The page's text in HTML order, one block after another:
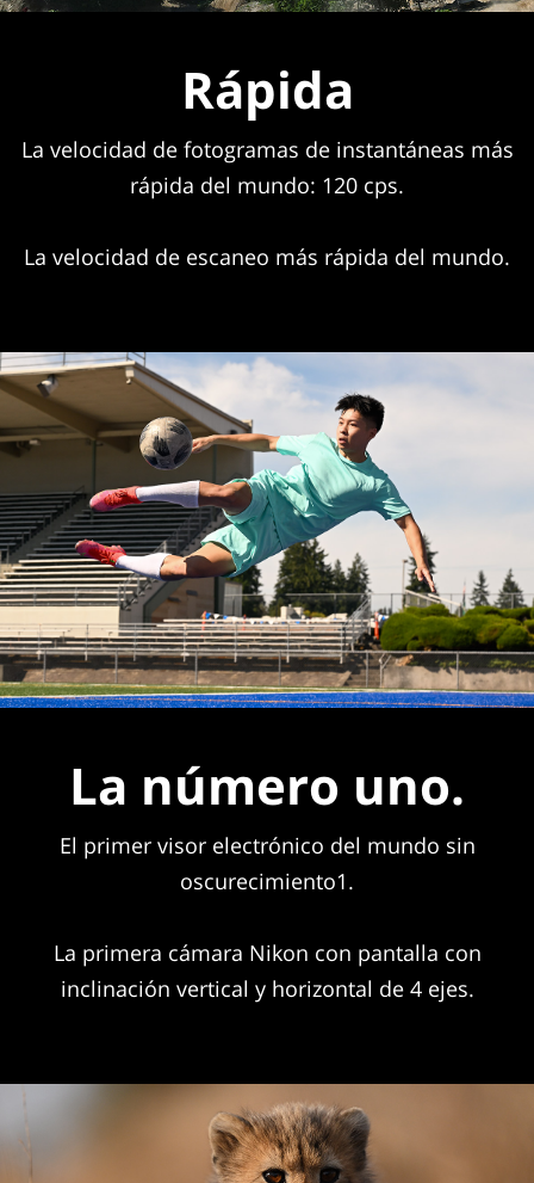
Rápida
La velocidad de fotogramas de instantáneas más
rápida del mundo: 120 cps.
La velocidad de escaneo más rápida del mundo.
La número uno.
El primer visor electrónico del mundo sin
oscurecimiento1.
La primera cámara Nikon con pantalla con
inclinación vertical y horizontal de 4 ejes.